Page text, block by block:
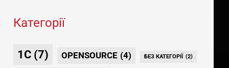
Категорії
1С (7) OPENSOURCE (4) БЕЗ КАТЕГОРІЇ (2)